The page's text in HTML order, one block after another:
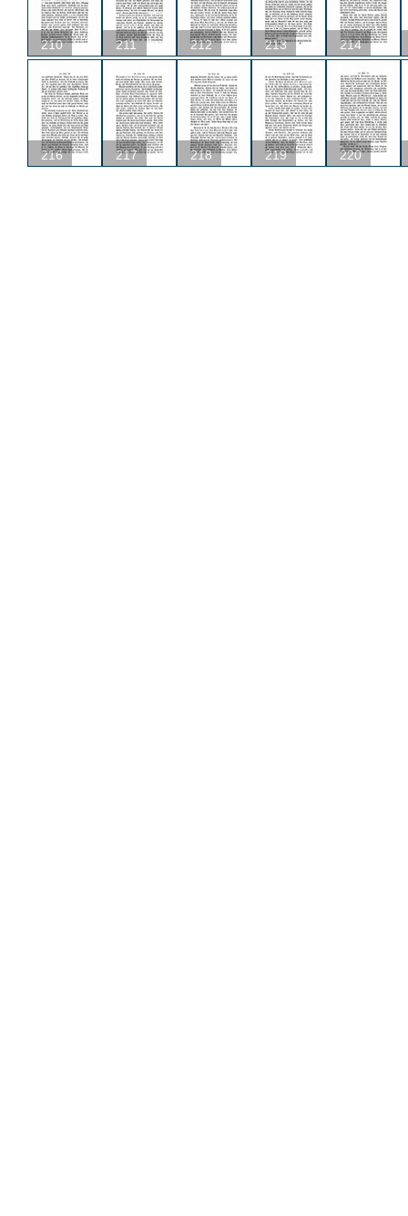
210 211 212 213 214
216 217 218 219 220